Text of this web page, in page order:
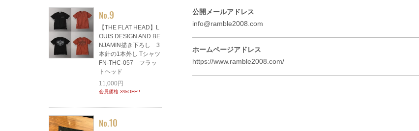
公開メールアドレス
info@ramble2008.com
ホームページアドレス
https://www.ramble2008.com/
No.9
【THE FLAT HEAD】L
OUIS DESIGN AND BE
NJAMIN描き下ろし 3
本針の1本外し Tシャツ
FN-THC-057 フラッ
トヘッド
11,000円
会員価格 3%OFF!!
No.10